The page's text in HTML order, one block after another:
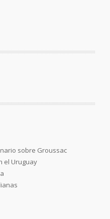
sobre Groussac
el Uruguay